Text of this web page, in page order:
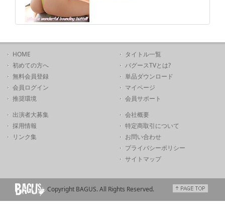
HOME
初めての方へ
無料会員登録
会員ログイン
推奨環境
タイトル一覧
バグースTVとは?
単品ダウンロード
マイページ
会員サポート
出演者大募集
採用情報
リンク集
会社概要
特定商取引について
お問い合わせ
プライバシーポリシー
サイトマップ
Copyright BAGUS. All Rights Reserved.